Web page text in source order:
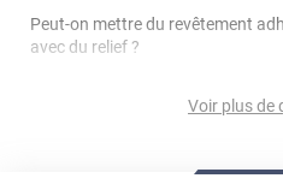
Utiliser une solution de
Peut-on mettre du revêtement
avec du relief ?
Peut-on mettre du revêtement
Comment poser du revêtement
Voir plus de